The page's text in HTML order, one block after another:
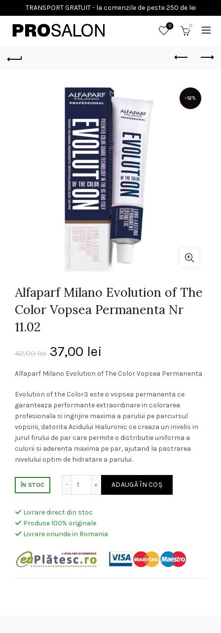
0 0
-12%
Alfaparf Milano Evolution of The
Color Vopsea Permanenta Nr
11.02
42,00lei Prețul
inițial
a
fost:
42,00 lei.
37,00 lei
curent
este:
37,00 lei.
Alfaparf Milano Evolution of The Color Vopsea Permanenta
Evolution of the Color3 este o vopsea permanenta ce
garanteaza performante extraordinare in colorarea
profesionala si ingrijire maxima a parului pe parcursul
vopsirii, datorita Acidului Hialuronic ce creaza un invelis in
jurul firului de par care permite o distributie uniforma a
culorii si aderenta maxima pe par, ajutand la pastrarea
nivelului optim de hidratare a parului.
ÎN STOC
Cantitate Alfaparf Milano Evolution of The
ADAUGĂ ÎN COȘ
Livrare direct din stoc
Produse 100% originale
Livrare oriunde in Romania